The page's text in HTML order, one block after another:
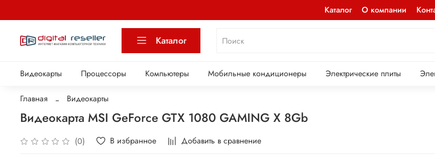
Каталог О компании
Каталог
Видеокарты Процессоры Компьютеры Мобильные кондиционеры Электрические плиты
Главная Видеокарты
Видеокарта MSI GeForce GTX 1080 GAMING X 8Gb
(0) В избранное Добавить в сравнение